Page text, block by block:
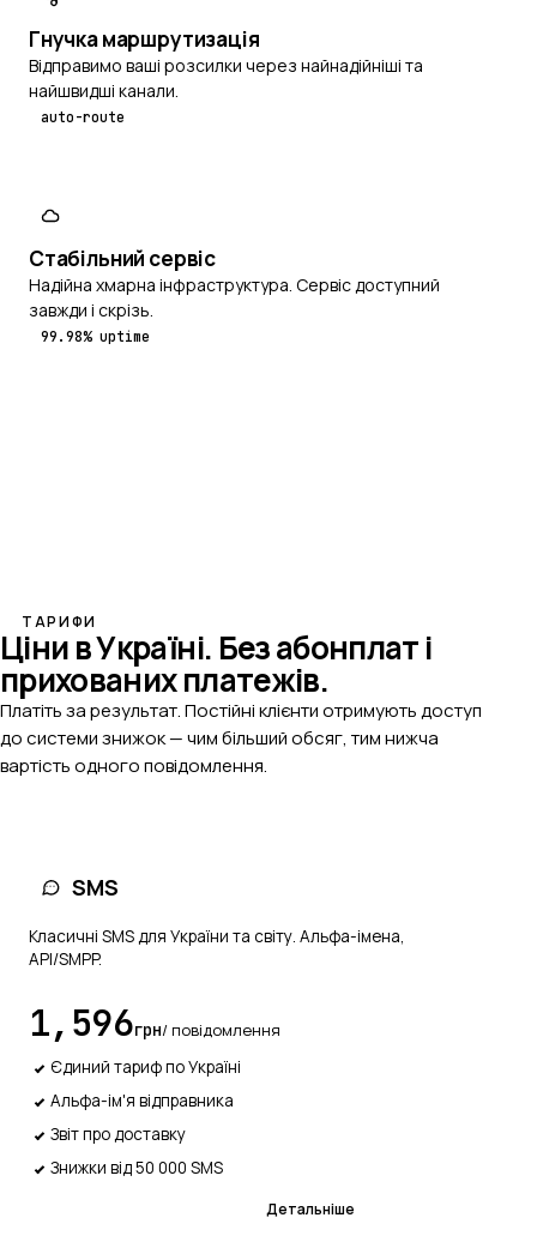
Гнучка маршрутизація
Відправимо ваші розсилки через найнадійніші та
найшвидші канали.
auto-route
Стабільний сервіс
Надійна хмарна інфраструктура. Сервіс доступний
завжди і скрізь.
99.98% uptime
ТАРИФИ
Ціни в Україні. Без абонплат і
прихованих платежів.
Платіть за результат. Постійні клієнти отримують доступ
до системи знижок — чим більший обсяг, тим нижча
вартість одного повідомлення.
SMS
Класичні SMS для України та світу. Альфа-імена,
API/SMPP.
1,596грн/ повідомлення
Єдиний тариф по Україні
Альфа-ім'я відправника
Звіт про доставку
Знижки від 50 000 SMS
Детальніше